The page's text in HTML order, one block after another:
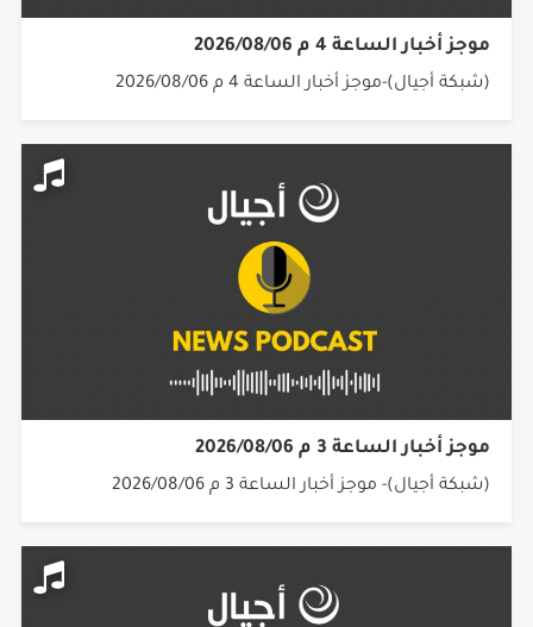
موجز أخبار الساعة 4 م 2026/08/06
(شبكة أجيال)-موجز أخبار الساعة 4 م 2026/08/06
موجز أخبار الساعة 3 م 2026/08/06
(شبكة أجيال)- موجز أخبار الساعة 3 م 2026/08/06